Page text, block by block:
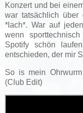
Konzert und bei
war tatsächlich
*lach*. War auf
wenn
Spotify schön
entschieden, der mir
So is mein
(Club Edit)